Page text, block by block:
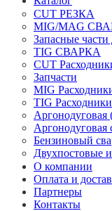
CUT РЕЗКА
MIG/MAG
Запасные части
TIG СВАРКА
CUT
Запчасти
MIG
TIG
Аргонодуговая
Аргонодуговая
Бензиновый
Двухпостовые
О компании
Оплата и
Партнеры
Контакты